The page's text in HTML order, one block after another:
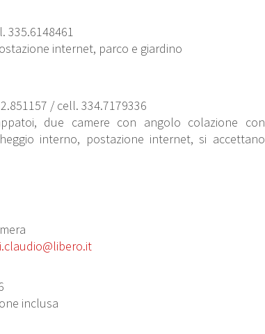
335.6148461
internet, parco e giardino
/ cell. 334.7179336
due camere con angolo colazione con
interno, postazione internet, si accettano
inclusa